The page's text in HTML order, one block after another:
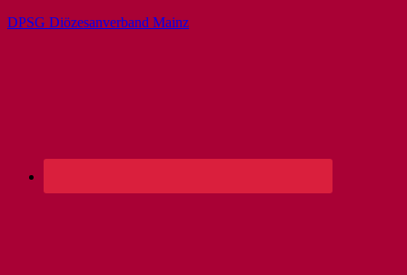
DPSG Diözesanverband Mainz